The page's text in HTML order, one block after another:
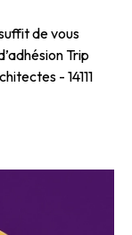
de vous
Trip
- 14111